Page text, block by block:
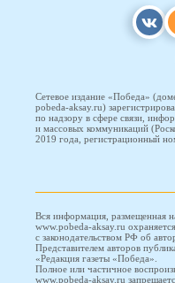
Сетевое издание «Победа»
pobeda-aksay.ru)
по надзору в сфере связи,
и массовых коммуникаций
2019 года, регистрационный
Вся информация, размещенная
www.pobeda-aksay.ru
с законодательством РФ об
Представителем авторов
«Редакция газеты «Победа».
Полное или частичное
www.pobeda-aksay.ru